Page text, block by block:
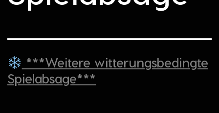
***Weitere witterungsbedingte
Spielabsage***